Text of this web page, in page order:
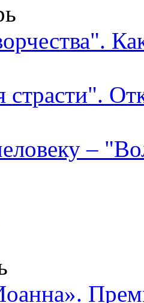
страсти".
–